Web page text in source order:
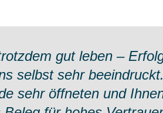
gut leben –
selbst sehr
sehr öffneten und